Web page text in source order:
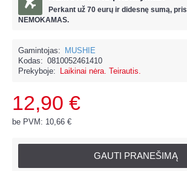
Perkant už 70 eurų ir didesnę sumą,
NEMOKAMAS.
Gamintojas:
MUSHIE
Kodas: 0810052461410
Prekyboje:
Laikinai nėra. Teirautis.
12,90 €
be PVM: 10,66 €
GAUTI PRANEŠIMĄ